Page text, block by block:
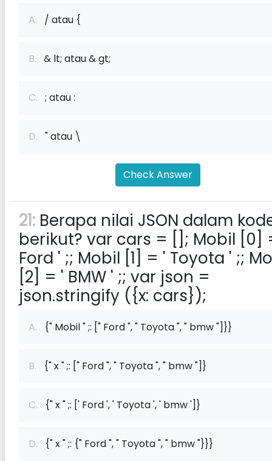
A. / atau {
B. & lt; atau & gt;
C. ; atau :
D. " atau \
Check Answer
21: Berapa nilai JSON dalam
berikut? var cars = []; Mobil [0]
Ford ' ;; Mobil [1] = ' Toyota ' ;;
[2] = ' BMW ' ;; var json =
json.stringify ({x: cars});
A. {" Mobil " ;: [" Ford ", " Toyota ", " bmw "]}}
B. {" x " ;: [" Ford ", " Toyota ", " bmw "]}
C. {" x " ;: [' Ford ', ' Toyota ', ' bmw ']}
D. {" x " ;: {" Ford ", " Toyota ", " bmw "}}}